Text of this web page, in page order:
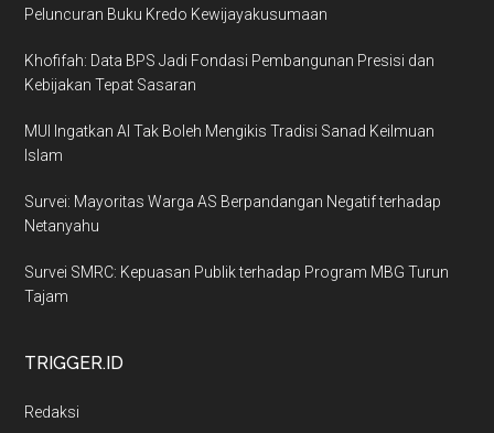
Peluncuran Buku Kredo Kewijayakusumaan
Khofifah: Data BPS Jadi Fondasi Pembangunan Presisi dan
Kebijakan Tepat Sasaran
MUI Ingatkan AI Tak Boleh Mengikis Tradisi Sanad Keilmuan
Islam
Survei: Mayoritas Warga AS Berpandangan Negatif terhadap
Netanyahu
Survei SMRC: Kepuasan Publik terhadap Program MBG Turun
Tajam
TRIGGER.ID
Redaksi